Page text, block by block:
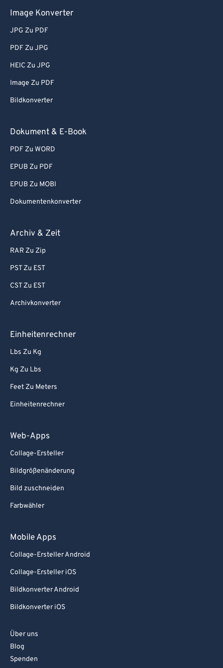
Image Konverter
JPG Zu PDF
PDF Zu JPG
HEIC Zu JPG
Image Zu PDF
Bildkonverter
Dokument & E-Book
PDF Zu WORD
EPUB Zu PDF
EPUB Zu MOBI
Dokumentenkonverter
Archiv & Zeit
RAR Zu Zip
PST Zu EST
CST Zu EST
Archivkonverter
Einheitenrechner
Lbs Zu Kg
Kg Zu Lbs
Feet Zu Meters
Einheitenrechner
Web-Apps
Collage-Ersteller
Bildgrößenänderung
Bild zuschneiden
Farbwähler
Mobile Apps
Collage-Ersteller Android
Collage-Ersteller iOS
Bildkonverter Android
Bildkonverter iOS
Über uns
Blog
Spenden